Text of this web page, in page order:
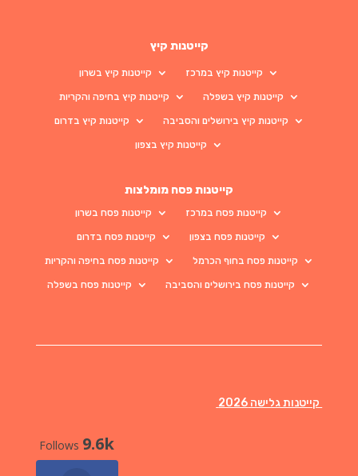
קייטנות קיץ
קייטנות קיץ במרכז קייטנות קיץ בשרון
קייטנות קיץ בשפלה קייטנות קיץ בחיפה והקריות
קייטנות קיץ בירושלים והסביבה קייטנות קיץ בדרום
קייטנות קיץ בצפון
קייטנות פסח מומלצות
קייטנות פסח במרכז קייטנות פסח בשרון
קייטנות פסח בצפון קייטנות פסח בדרום
קייטנות פסח בחוף הכרמל קייטנות פסח בחיפה והקריות
קייטנות פסח בירושלים והסביבה קייטנות פסח בשפלה
קייטנות גלישה 2026
9.6k
Follows